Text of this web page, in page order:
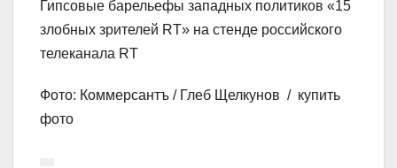
Гипсовые барельефы западных политиков «15
злобных зрителей RT» на стенде российского
телеканала RT
Фото: Коммерсантъ / Глеб Щелкунов / купить
фото